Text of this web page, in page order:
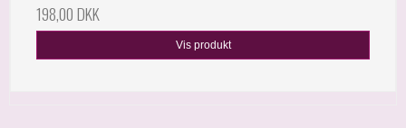
198,00 DKK
Vis produkt